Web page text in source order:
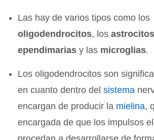
Las hay de varios tipos como los
oligodendrocitos, losastrocitos
ependimarias y las microglias.
Los oligodendrocitos son
en cuanto dentro delsistema
encargan de producir la mielina,
encargada de que los impulsos